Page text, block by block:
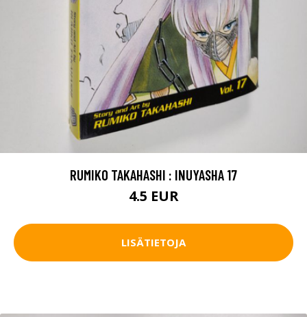
RUMIKO TAKAHASHI : INUYASHA 17
4.5 EUR
LISÄTIETOJA